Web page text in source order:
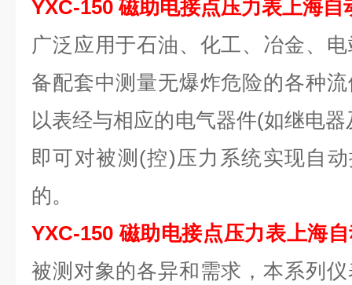
YXC-150磁助电接点压力表上海自
广泛应用于石油、化工、冶金、
备配套中测量无爆炸危险的各种
以表经与相应的电气器件(如继电
即可对被测(控)压力系统实现自
的。
YXC-150磁助电接点压力表上海
被测对象的各异和需求，本系列